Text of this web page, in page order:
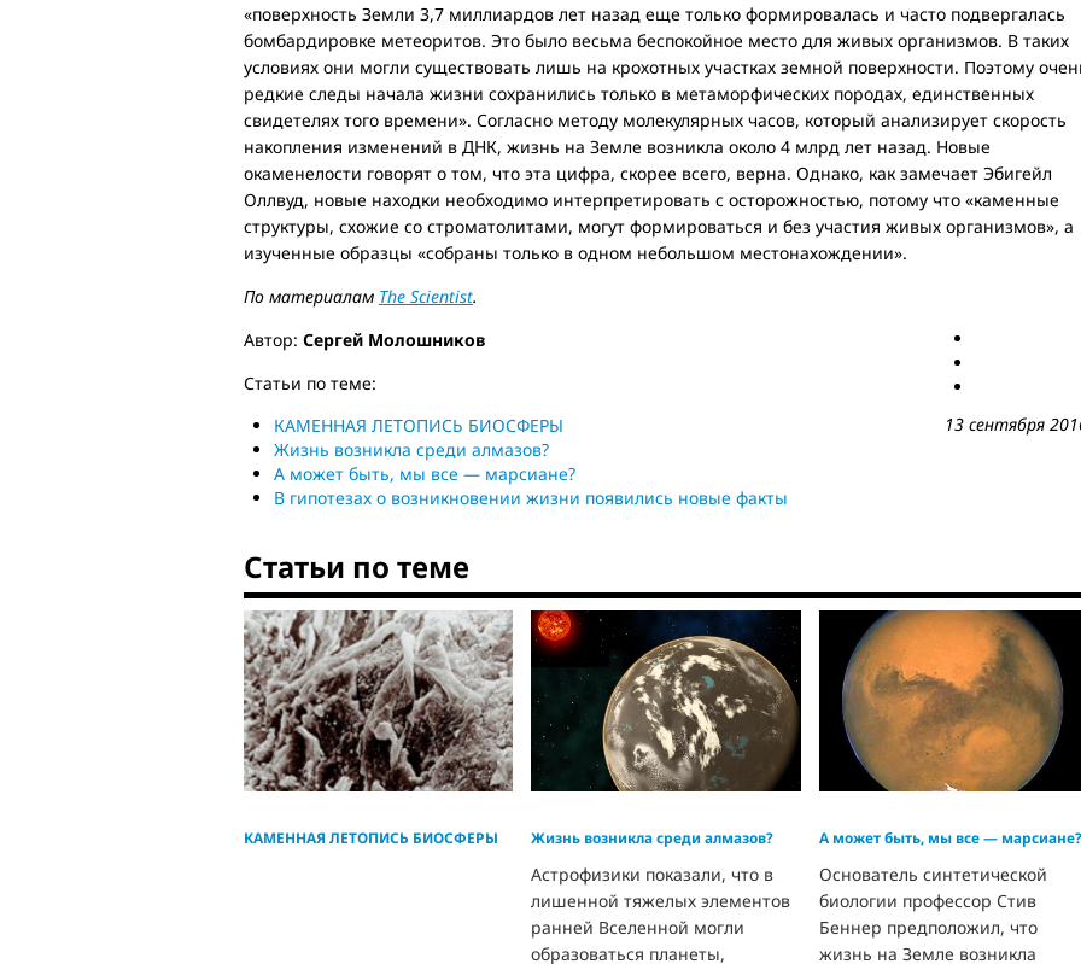
«поверхность Земли 3,7 миллиардов лет назад еще только формировалась и часто подвергалась
бомбардировке метеоритов. Это было весьма беспокойное место для живых организмов. В таких
условиях они могли существовать лишь на крохотных участках земной поверхности. Поэтому
редкие следы начала жизни сохранились только в метаморфических породах, единственных
свидетелях того времени». Согласно методу молекулярных часов, который анализирует скорость
накопления изменений в ДНК, жизнь на Земле возникла около 4 млрд лет назад. Новые
окаменелости говорят о том, что эта цифра, скорее всего, верна. Однако, как замечает Эбигейл
Оллвуд, новые находки необходимо интерпретировать с осторожностью, потому что «каменные
структуры, схожие со строматолитами, могут формироваться и без участия живых организмов», а
изученные образцы «собраны только в одном небольшом местонахождении».
По материалам The Scientist.
13 сентября
Автор: Сергей Молошников
Статьи по теме:
КАМЕННАЯ ЛЕТОПИСЬ БИОСФЕРЫ
Жизнь возникла среди алмазов?
А может быть, мы все — марсиане?
В гипотезах о возникновении жизни появились новые факты
Статьи по теме
КАМЕННАЯ ЛЕТОПИСЬ БИОСФЕРЫ Жизнь возникла среди алмазов?
Астрофизики показали, что в
лишенной тяжелых элементов
ранней Вселенной могли
образоваться планеты,
А может быть, мы все — марсиане?
Основатель синтетической
биологии профессор Стив
Беннер предположил, что
жизнь на Земле возникла